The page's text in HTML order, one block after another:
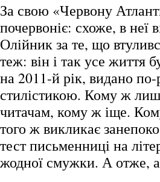
За свою «Червону
почервоніє: схоже, в неї
Олійник за те, що
теж: він і так усе життя
на 2011-й рік, видано по-
стилістикою. Кому ж
читачам, кому ж іще.
того ж викликає
тест письменниці на
жодної смужки. А отже,